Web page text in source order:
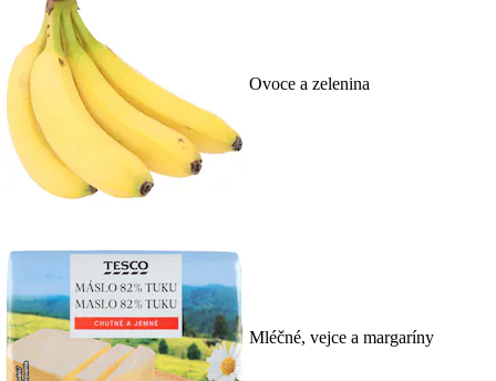
Ovoce a zelenina
Mléčné, vejce a margaríny